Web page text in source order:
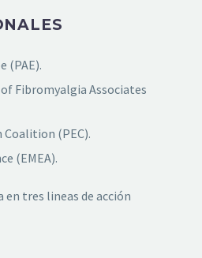
(PAE).
Fibromyalgia Associates
Coalition (PEC).
(EMEA).
en tres lineas de acción